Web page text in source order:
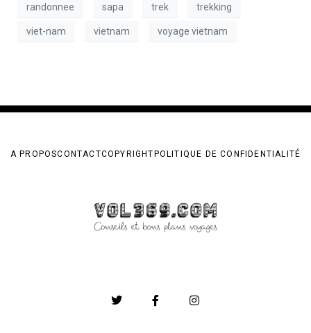
randonnee sapa trek trekking
viet-nam vietnam voyage vietnam
A PROPOSCONTACTCOPYRIGHT POLITIQUE DE CONFIDENTIALITÉ